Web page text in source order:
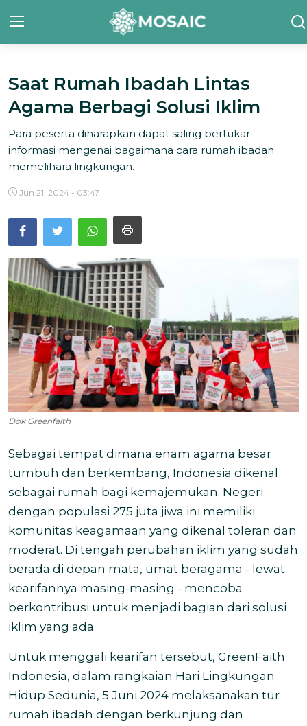
Contact
Tentang Kami
Risalah
Inisiatif
Sorotan Berita
Bahasa
Saat Rumah Ibadah Lintas
Agama Berbagi Solusi Iklim
Para peserta diharapkan dapat saling bertukar
informasi mengenai bagaimana cara rumah ibadah
memelihara lingkungan.
Jun 21, 2024 - 03:47
Dok Greenfaith
Sebagai tempat dimana enam agama besar
tumbuh dan berkembang, Indonesia dikenal
sebagai rumah bagi kemajemukan. Negeri
dengan populasi 275 juta jiwa ini memiliki
komunitas keagamaan yang dikenal toleran dan
moderat. Di tengah perubahan iklim yang sudah
berada di depan mata, umat beragama - lewat
kearifannya masing-masing - mencoba
berkontribusi untuk menjadi bagian dari solusi
iklim yang ada.
Untuk menggali kearifan tersebut, GreenFaith
Indonesia, dalam rangkaian Hari Lingkungan
Hidup Sedunia, 5 Juni 2024 melaksanakan tur
rumah ibadah dengan berkunjung dan